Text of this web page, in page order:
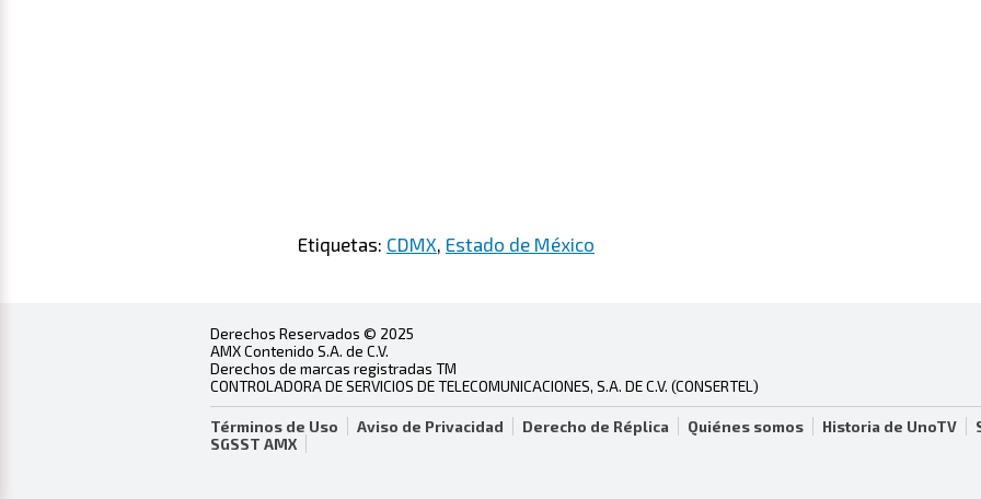
Etiquetas: CDMX Estado de México
Derechos Reservados © 2025
AMX Contenido S.A. de C.V.
Derechos de marcas registradas TM
CONTROLADORA DE SERVICIOS DE TELECOMUNICACIONES, S.A. DE C.V. (CONSERTEL)
Términos de Uso Aviso de Privacidad Derecho de Réplica Quiénes somos Historia de UnoTV
SGSST AMX